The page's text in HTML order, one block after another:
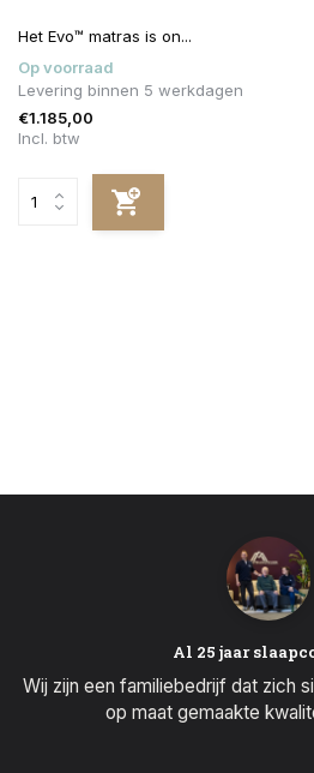
Het Evo™ matras is on...
Op voorraad
Levering binnen 5 werkdagen
€1.185,00
Incl. btw
Al 25 jaar
Wij zijn een familiebedrijf dat zich
op maat gemaakte